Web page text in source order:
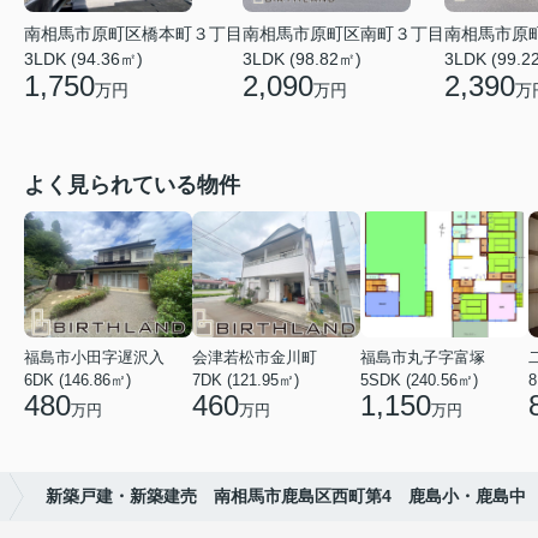
南相馬市原町区橋本町３丁目
3LDK (94.36㎡)
1,750万円
南相馬市原町区南町３丁目
3LDK (98.82㎡)
2,090万円
南相馬市原
3LDK
2,390万
よく見られている物件
福島市小田字遅沢入
6DK (146.86㎡)
480万円
会津若松市金川町
7DK (121.95㎡)
460万円
福島市丸子字富塚
5SDK (240.56㎡)
1,150万円
新築戸建・新築建売 南相馬市鹿島区西町第4 鹿島小・鹿島中